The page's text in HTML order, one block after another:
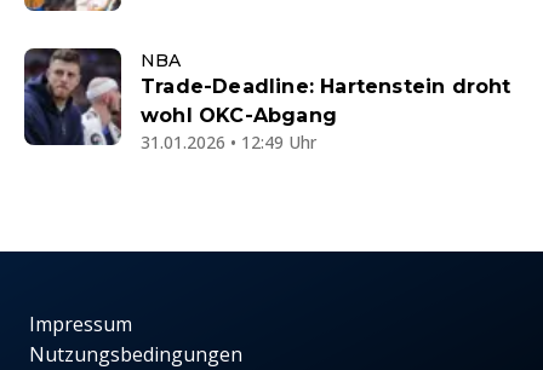
NBA
Trade-Deadline: Hartenstein droht
wohl OKC-Abgang
31.01.2026 • 12:49 Uhr
Impressum
Nutzungsbedingungen